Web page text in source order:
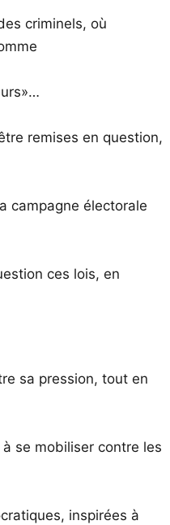
criminels, où
remises en question,
campagne électorale
ces lois, en
sa pression, tout en
se mobiliser contre les
inspirées à